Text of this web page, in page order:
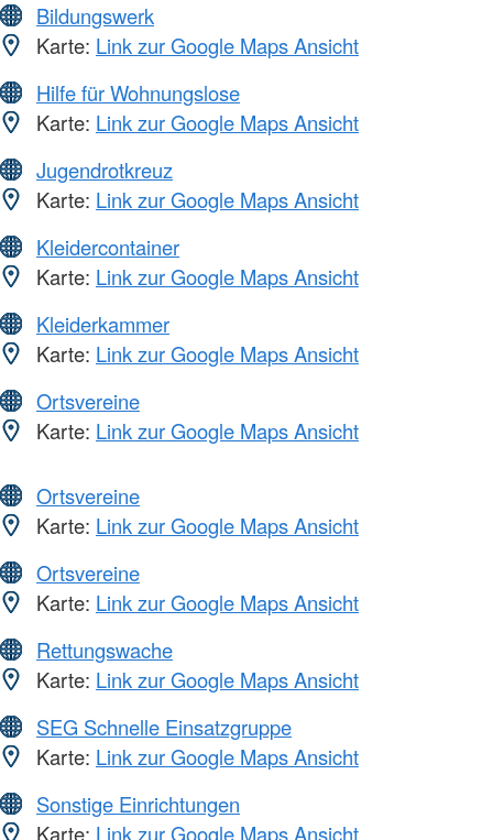
Bildungswerk
Karte: Link zur Google Maps Ansicht
Hilfe für Wohnungslose
Karte: Link zur Google Maps Ansicht
Jugendrotkreuz
Karte: Link zur Google Maps Ansicht
Kleidercontainer
Karte: Link zur Google Maps Ansicht
Kleiderkammer
Karte: Link zur Google Maps Ansicht
Ortsvereine
Karte: Link zur Google Maps Ansicht
Ortsvereine
Karte: Link zur Google Maps Ansicht
Ortsvereine
Karte: Link zur Google Maps Ansicht
Rettungswache
Karte: Link zur Google Maps Ansicht
SEG Schnelle Einsatzgruppe
Karte: Link zur Google Maps Ansicht
Sonstige Einrichtungen
Karte: Link zur Google Maps Ansicht